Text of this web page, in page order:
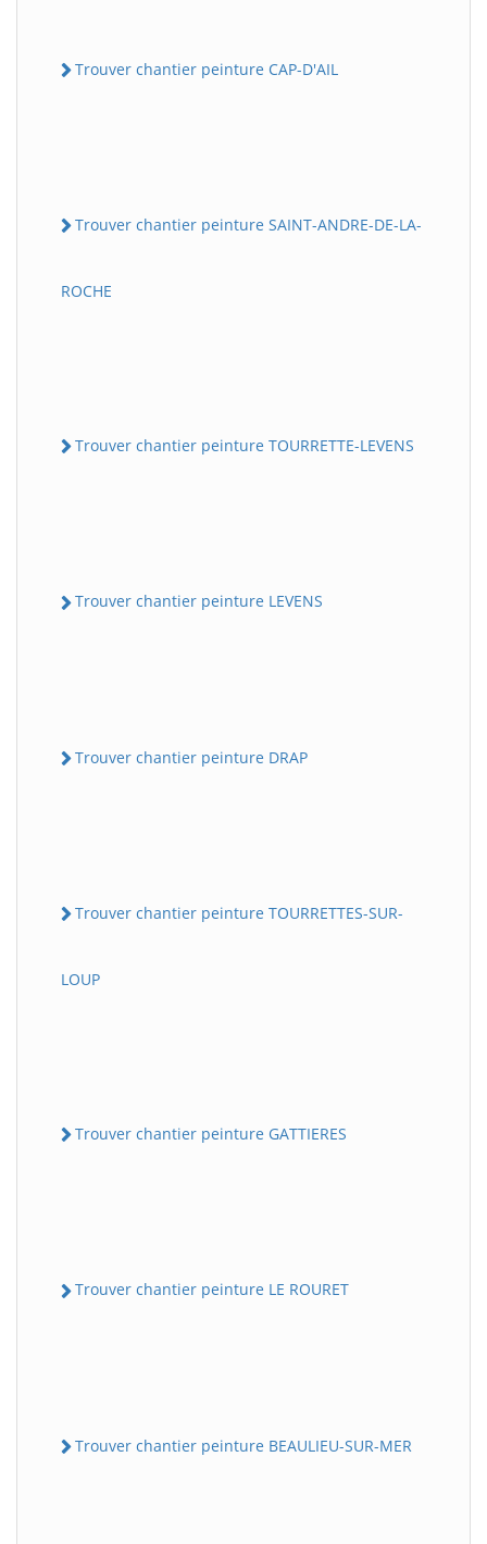
Trouver chantier peinture CAP-D'AIL
Trouver chantier peinture SAINT-ANDRE-DE-LA-
ROCHE
Trouver chantier peinture TOURRETTE-LEVENS
Trouver chantier peinture LEVENS
Trouver chantier peinture DRAP
Trouver chantier peinture TOURRETTES-SUR-
LOUP
Trouver chantier peinture GATTIERES
Trouver chantier peinture LE ROURET
Trouver chantier peinture BEAULIEU-SUR-MER